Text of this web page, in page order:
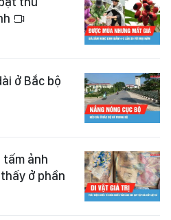
ở Bắc bộ
tấm ảnh
ở phần